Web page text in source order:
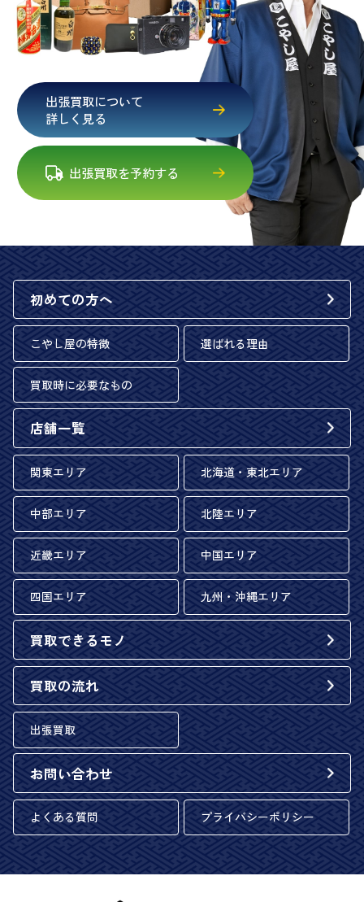
出張買取について
詳しく見る
出張買取を予約する
初めての方へ
こやし屋の特徴 選ばれる理由
買取時に必要なもの
店舗一覧
関東エリア 北海道・東北エリア
中部エリア 北陸エリア
近畿エリア 中国エリア
四国エリア 九州・沖縄エリア
買取できるモノ
買取の流れ
出張買取
お問い合わせ
よくある質問 プライバシーポリシー